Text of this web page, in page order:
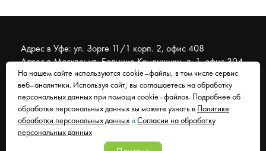
Адрес в Уфе: ул. Зорге 11/1 корп. 2, офис 408
Адрес в Москве: ул. Большие Каменщики, д. 1, офис 304
© 2007 - 2026 Муравейник. SEO-продвижение, реклама,
сайты. Находимся в Уфе, работаем со всем миром.
Согласие на обработку персональных данных
Политика обработки персональных данных
На нашем сайте используются cookie–файлы, в том числе сервис
веб–аналитики. Используя сайт, вы соглашаетесь на обработку
персональных данных при помощи cookie–файлов. Подробнее об
обработке персональных данных вы можете узнать в
Политике
обработки персональных данных и Согласии на обработку
персональных данных